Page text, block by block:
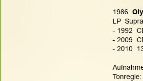
1986
LP
- 1992
- 2009
- 2010